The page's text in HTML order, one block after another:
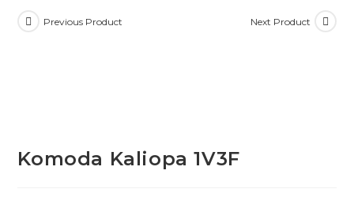
Previous Product Next Product
Komoda Kaliopa 1V3F